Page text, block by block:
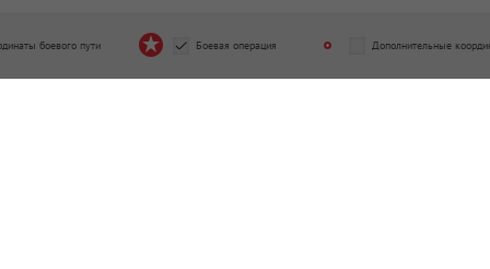
боевого пути Боевая операция Дополнительные